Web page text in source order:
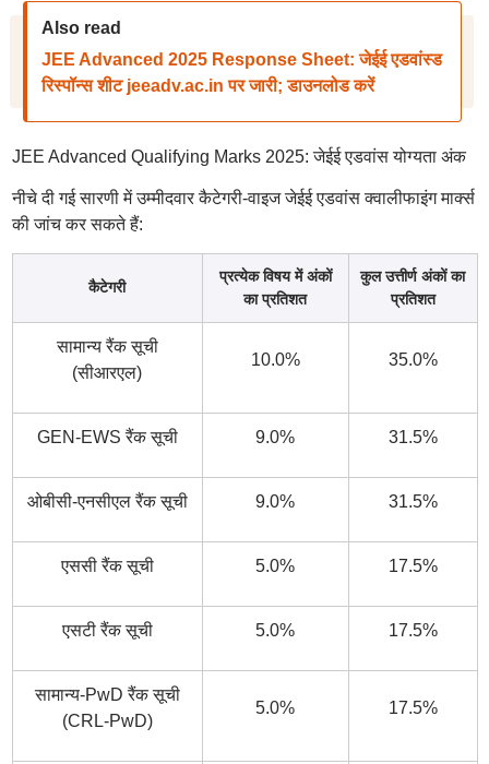
Also read
JEE Advanced 2025 Response Sheet: जेईई एडवांस्ड
रिस्पॉन्स शीट jeeadv.ac.in पर जारी; डाउनलोड करें
JEE Advanced Qualifying Marks 2025: जेईई एडवांस योग्यता अंक
नीचे दी गई सारणी में उम्मीदवार कैटेगरी-वाइज जेईई एडवांस क्वालीफाइंग मार्क्स
की जांच कर सकते हैं:
कैटेगरी
प्रत्येक विषय में अंकों
का प्रतिशत
कुल उत्तीर्ण अंकों का
प्रतिशत
सामान्य रैंक सूची
(सीआरएल)
10.0% 35.0%
GEN-EWS रैंक सूची 9.0% 31.5%
ओबीसी-एनसीएल रैंक सूची 9.0% 31.5%
एससी रैंक सूची 5.0% 17.5%
एसटी रैंक सूची 5.0% 17.5%
सामान्य-PwD रैंक सूची
(CRL-PwD)
5.0% 17.5%